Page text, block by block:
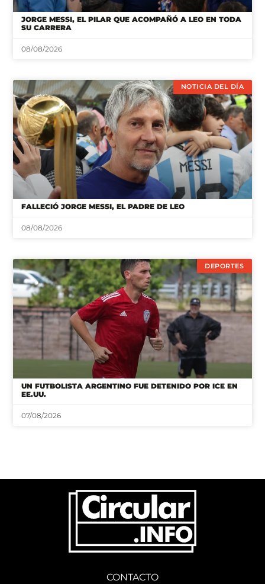
JORGE MESSI, EL PILAR QUE ACOMPAÑÓ A LEO EN TODA
SU CARRERA
08/08/2026
NOTICIA DEL DÍA
FALLECIÓ JORGE MESSI, EL PADRE DE LEO
08/08/2026
DEPORTES
UN FUTBOLISTA ARGENTINO FUE DETENIDO POR ICE EN
EE.UU.
07/08/2026
CONTACTO